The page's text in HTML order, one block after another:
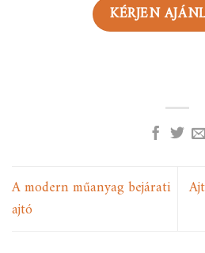
KÉRJEN
A modern műanyag bejárati
ajtó